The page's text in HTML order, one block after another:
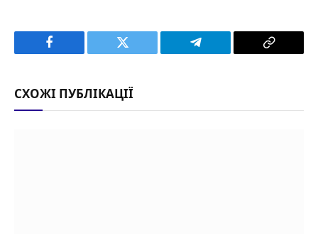
Facebook Twitter Telegram
Copy
СХОЖІ ПУБЛІКАЦІЇ